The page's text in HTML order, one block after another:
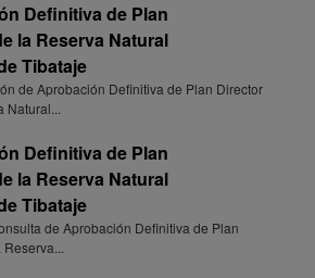
Definitiva de Plan
la Reserva Natural
Tibataje
de Aprobación Definitiva de Plan Director
Natural...
Definitiva de Plan
la Reserva Natural
Tibataje
de Aprobación Definitiva de Plan